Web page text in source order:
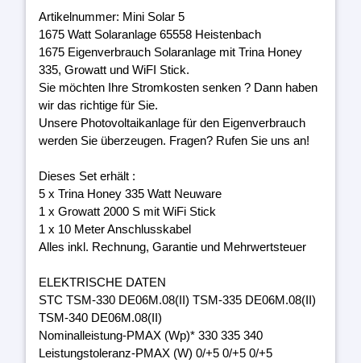
Artikelnummer: Mini Solar 5
1675 Watt Solaranlage 65558 Heistenbach
1675 Eigenverbrauch Solaranlage mit Trina Honey
335, Growatt und WiFI Stick.
Sie möchten Ihre Stromkosten senken ? Dann haben
wir das richtige für Sie.
Unsere Photovoltaikanlage für den Eigenverbrauch
werden Sie überzeugen. Fragen? Rufen Sie uns an!
Dieses Set erhält :
5 x Trina Honey 335 Watt Neuware
1 x Growatt 2000 S mit WiFi Stick
1 x 10 Meter Anschlusskabel
Alles inkl. Rechnung, Garantie und Mehrwertsteuer
ELEKTRISCHE DATEN
STC TSM-330 DE06M.08(II) TSM-335 DE06M.08(II)
TSM-340 DE06M.08(II)
Nominalleistung-PMAX (Wp)* 330 335 340
Leistungstoleranz-PMAX (W) 0/+5 0/+5 0/+5